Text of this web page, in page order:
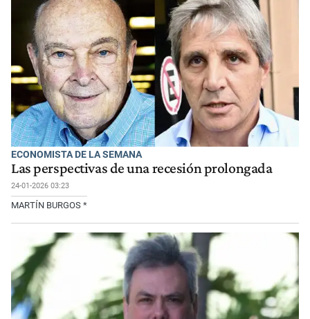
ECONOMISTA DE LA SEMANA
Las perspectivas de una recesión prolongada
24-01-2026 03:23
MARTÍN BURGOS *